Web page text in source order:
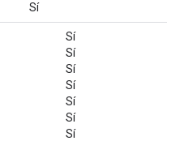
Sí
Sí
Sí
Sí
Sí
Sí
Sí
Sí